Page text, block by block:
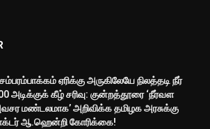
ஏரிக்கு அருகிலேயே நிலத்தடி நீர்
அடிக்குக் கீழ் சரிவு: குன்றத்தூரை ‘நீர்வள
மண்டலமாக’ அறிவிக்க தமிழக அரசுக்கு
ஆ.ஹென்றி கோரிக்கை!